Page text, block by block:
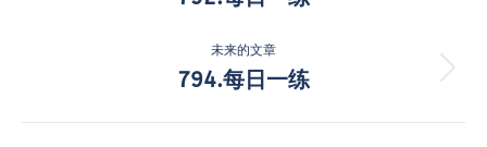
的
文
章：
未来的文章
未
的
794.每日一练